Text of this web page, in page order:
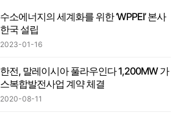
수소에너지의 세계화를 위한 ‘WPPEI’ 본사
한국 설립
2023-01-16
한전, 말레이시아 풀라우인다 1,200MW 가
스복합발전사업 계약 체결
2020-08-11